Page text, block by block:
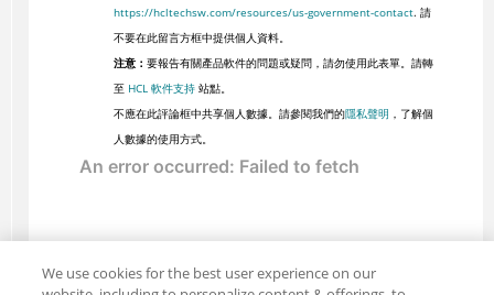
https://hcltechsw.com/resources/us-government-contact. 請
不要在此留言方框中提供個人資料。
注意： 要報告有關產品軟件的問題或疑問，請勿使用此表單。請轉
至 HCL 軟件支持站點。
不應在此評論框中共享個人數據。請參閱我們的隱私聲明 ，了解個
人數據的使用方式。
We use cookies for the best user experience on our